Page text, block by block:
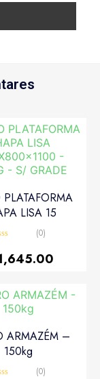
LISA 15
(0)
ARMAZÉM –
150kg
(0)